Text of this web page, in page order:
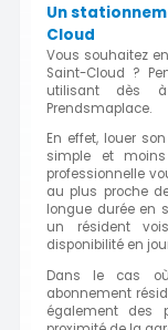
Un
Cloud
Vous souhaitez
Saint-Cloud ?
utilisant dès à
Prendsmaplace.
En effet, louer
simple et
professionnelle
au plus proche
longue durée en
un résident
disponibilité en
Dans le cas
abonnement
également des